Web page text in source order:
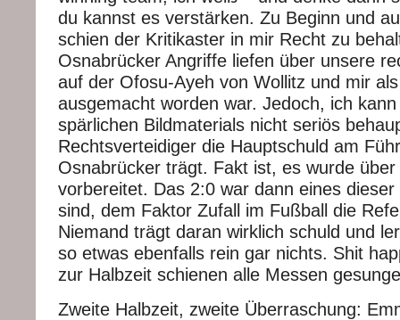
du kannst es verstärken. Zu Beginn und
schien der Kritikaster in mir Recht zu
Osnabrücker Angriffe liefen über unsere
auf der Ofosu-Ayeh von Wollitz und mir
ausgemacht worden war. Jedoch, ich
spärlichen Bildmaterials nicht seriös
Rechtsverteidiger die Hauptschuld am
Osnabrücker trägt. Fakt ist, es wurde
vorbereitet. Das 2:0 war dann eines dieser
sind, dem Faktor Zufall im Fußball die
Niemand trägt daran wirklich schuld und
so etwas ebenfalls rein gar nichts. Shit
zur Halbzeit schienen alle Messen
Zweite Halbzeit, zweite Überraschung: